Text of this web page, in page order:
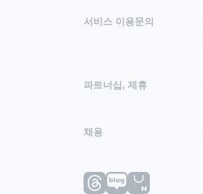
서비스 이용문의
파트너십, 제휴
채용